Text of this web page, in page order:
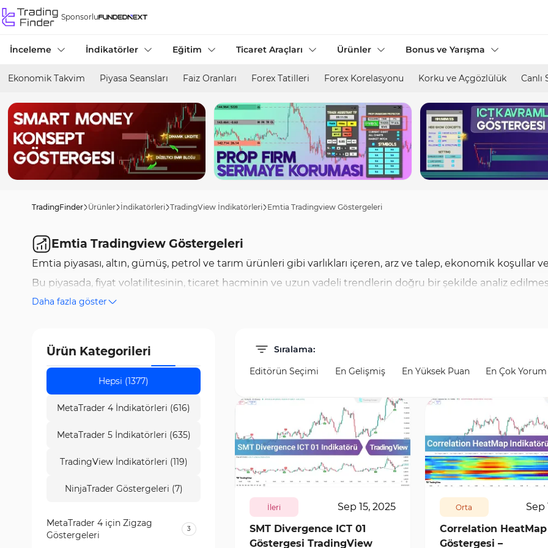
Sponsorlu
İnceleme İndikatörler Eğitim Ticaret Araçları Ürünler Bonus ve Yarışma
Ekonomik Takvim Piyasa Seansları Faiz Oranları Forex Tatilleri Forex Korelasyonu Korku ve Açgözlülük Canlı
TradingFinder Ürünler İndikatörleri TradingView İndikatörleri Emtia Tradingview Göstergeleri
Emtia Tradingview Göstergeleri
Emtia piyasası, altın, gümüş, petrol ve tarım ürünleri gibi varlıkları içeren, arz ve talep, ekonomik
Bu piyasada, fiyat volatilitesinin, ticaret hacminin ve uzun vadeli trendlerin doğru bir şekilde analiz
üzerinde özel olarak geliştirilmiş göstergeler sunarak, emtia piyasasında fiyat trendlerini, likidite
(CWMA) ve On-Balance Volume (OBV) yer alır. Bu göstergeler, sermaye giriş ve çıkışlarından
analiz eder ve anahtar alım ve satım noktalarını belirler. Bu araçların birleşimi, yatırımcıların istikrarlı
makroekonomik değişimlerin emtia piyasası üzerindeki etkisini daha iyi anlamalarını sağlar.
Daha fazla göster
Sıralama:
Editörün Seçimi
En Gelişmiş En Yüksek Puan En Çok Yorum
İleri
Sep 15, 2025
SMT Divergence ICT 01
Göstergesi TradingView
8817 0
Orta
Sep
Correlation HeatMap
Göstergesi –
Ürün Kategorileri
Hepsi (1377)
MetaTrader 4 İndikatörleri (616)
MetaTrader 5 İndikatörleri (635)
TradingView İndikatörleri (119)
NinjaTrader Göstergeleri (7)
MetaTrader 4 için Zigzag
Göstergeleri
3